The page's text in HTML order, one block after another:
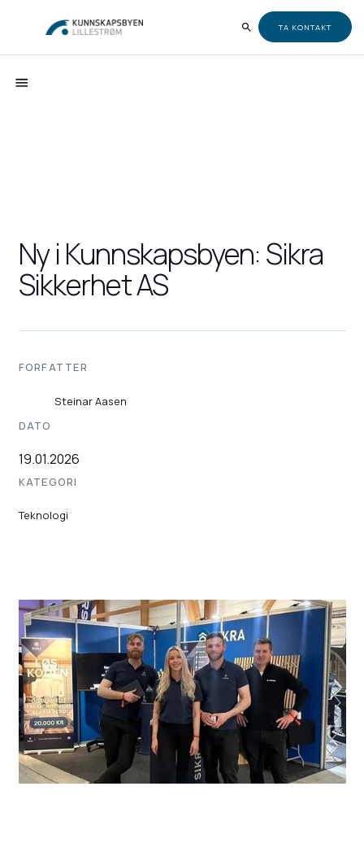
TA KONTAKT
Ny i Kunnskapsbyen: Sikra
Sikkerhet AS
FORFATTER
Steinar Aasen
DATO
19.01.2026
KATEGORI
Teknologi